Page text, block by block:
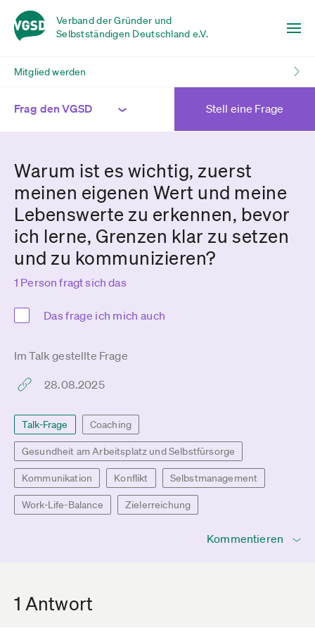
Verband der Gründer und
Selbstständigen Deutschland e.V.
Mitglied werden
Frag den VGSD Stell eine Frage
Warum ist es wichtig, zuerst
meinen eigenen Wert und meine
Lebenswerte zu erkennen, bevor
ich lerne, Grenzen klar zu setzen
und zu kommunizieren?
1 Person fragt sich das
Das frage ich mich auch
Im Talk gestellte Frage
28.08.2025
Talk-Frage Coaching
Gesundheit am Arbeitsplatz und Selbstfürsorge
Kommunikation Konflikt Selbstmanagement
Work-Life-Balance Zielerreichung
Kommentieren
1 Antwort